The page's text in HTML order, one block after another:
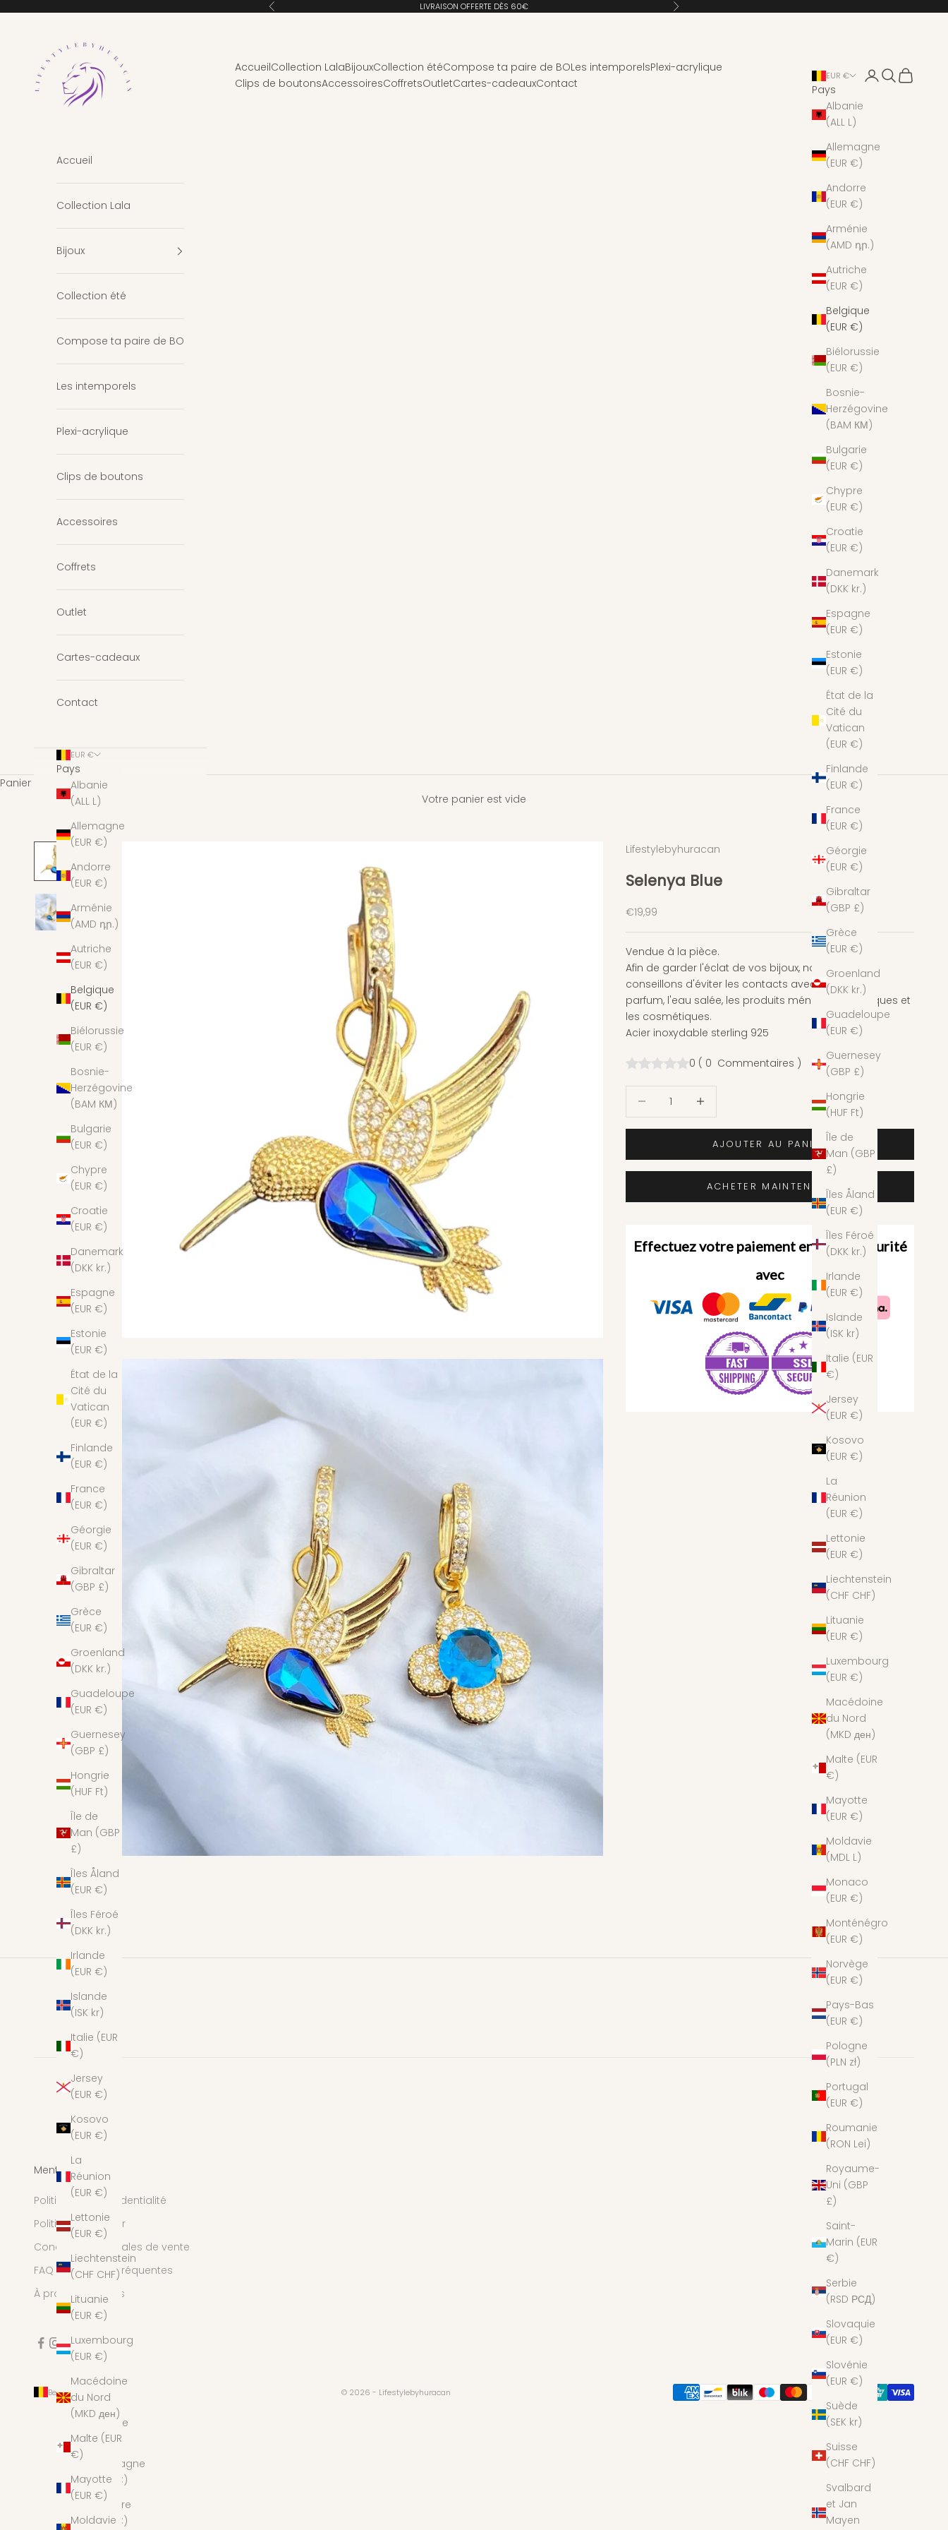
Précédent LIVRAISON OFFERTE DÈS 60€ Suivant
AccueilCollection LalaBijouxCollection étéCompose ta paire de BOLes intemporelsPlexi-acrylique
Clips de boutonsAccessoiresCoffretsOutletCartes-cadeauxContact
EUR €
Pays
Albanie
(ALL L)
Allemagne
(EUR €)
Andorre
(EUR €)
Arménie
(AMD դր.)
Autriche
(EUR €)
Belgique
(EUR €)
Biélorussie
(EUR €)
Bosnie-
Herzégovine
(BAM КМ)
Bulgarie
(EUR €)
Chypre
(EUR €)
Croatie
(EUR €)
Danemark
(DKK kr.)
Espagne
(EUR €)
Estonie
(EUR €)
État de la
Cité du
Vatican
(EUR €)
Finlande
(EUR €)
France
(EUR €)
Géorgie
(EUR €)
Gibraltar
(GBP £)
Grèce
(EUR €)
Groenland
(DKK kr.)
Guadeloupe
(EUR €)
Guernesey
(GBP £)
Hongrie
(HUF Ft)
Île de
Man (GBP
£)
Îles Åland
(EUR €)
Îles Féroé
(DKK kr.)
Irlande
(EUR €)
Islande
(ISK kr)
Italie (EUR
€)
Jersey
(EUR €)
Kosovo
(EUR €)
La
Réunion
(EUR €)
Lettonie
(EUR €)
Liechtenstein
(CHF CHF)
Lituanie
(EUR €)
Luxembourg
(EUR €)
Macédoine
du Nord
(MKD ден)
Malte (EUR
€)
Mayotte
(EUR €)
Moldavie
(MDL L)
Monaco
(EUR €)
Monténégro
(EUR €)
Norvège
(EUR €)
Pays-Bas
(EUR €)
Pologne
(PLN zł)
Portugal
(EUR €)
Roumanie
(RON Lei)
Royaume-
Uni (GBP
£)
Saint-
Marin (EUR
€)
Serbie
(RSD РСД)
Slovaquie
(EUR €)
Slovénie
(EUR €)
Suède
(SEK kr)
Suisse
(CHF CHF)
Svalbard
et Jan
Mayen
Connexion
Recherche
Panier
Accueil
Collection Lala
Bijoux
Collection été
Compose ta paire de BO
Les intemporels
Plexi-acrylique
Clips de boutons
Accessoires
Coffrets
Outlet
Cartes-cadeaux
Contact
EUR €
Pays
Albanie
(ALL L)
Allemagne
(EUR €)
Andorre
(EUR €)
Arménie
(AMD դր.)
Autriche
(EUR €)
Belgique
(EUR €)
Biélorussie
(EUR €)
Bosnie-
Herzégovine
(BAM КМ)
Bulgarie
(EUR €)
Chypre
(EUR €)
Croatie
(EUR €)
Danemark
(DKK kr.)
Espagne
(EUR €)
Estonie
(EUR €)
État de la
Cité du
Vatican
(EUR €)
Finlande
(EUR €)
France
(EUR €)
Géorgie
(EUR €)
Gibraltar
(GBP £)
Grèce
(EUR €)
Groenland
(DKK kr.)
Guadeloupe
(EUR €)
Guernesey
(GBP £)
Hongrie
(HUF Ft)
Île de
Man (GBP
£)
Îles Åland
(EUR €)
Îles Féroé
(DKK kr.)
Irlande
(EUR €)
Islande
(ISK kr)
Italie (EUR
€)
Jersey
(EUR €)
Kosovo
(EUR €)
La
Réunion
(EUR €)
Lettonie
(EUR €)
Liechtenstein
(CHF CHF)
Lituanie
(EUR €)
Luxembourg
(EUR €)
Macédoine
du Nord
(MKD ден)
Malte (EUR
€)
Mayotte
(EUR €)
Moldavie
Panier
Votre panier est vide
Lifestylebyhuracan
Selenya Blue
Prix de vente
€19,99
Vendue à la pièce.
Afin de garder l'éclat de vos bijoux, nous vous
conseillons d'éviter les contacts avec le chlore, le
parfum, l'eau salée, les produits ménagers, chimiques et
les cosmétiques.
Acier inoxydable sterling 925
0 ( 0 Commentaires )
AJOUTER AU PANIER
ACHETER MAINTENANT
Effectuez votre paiement en toute sécurité
avec
Mentions légales
Politique de confidentialité
Politique de retour
Conditions générales de vente
FAQ - Questions fréquentes
À propos de Nous
Belgique (EUR €)
Pays
Albanie
(ALL L)
Allemagne
(EUR €)
Andorre
(EUR €)
© 2026 - Lifestylebyhuracan